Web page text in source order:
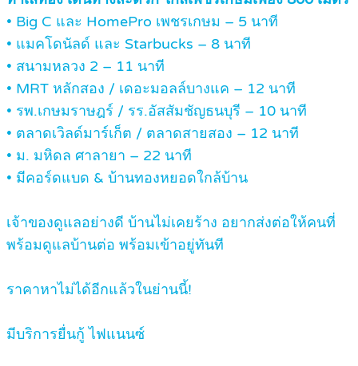
• Big C และ HomePro เพชรเกษม – 5 นาที
• แมคโดนัลด์ และ Starbucks – 8 นาที
• สนามหลวง 2 – 11 นาที
• MRT หลักสอง / เดอะมอลล์บางแค – 12 นาที
• รพ.เกษมราษฎร์ / รร.อัสสัมชัญธนบุรี – 10 นาที
• ตลาดเวิลด์มาร์เก็ต / ตลาดสายสอง – 12 นาที
• ม. มหิดล ศาลายา – 22 นาที
• มีคอร์ดแบด & บ้านทองหยอดใกล้บ้าน
เจ้าของดูแลอย่างดี บ้านไม่เคยร้าง อยากส่งต่อให้คนที่
พร้อมดูแลบ้านต่อ พร้อมเข้าอยู่ทันที
ราคาหาไม่ได้อีกแล้วในย่านนี้!
มีบริการยื่นกู้ ไฟแนนซ์